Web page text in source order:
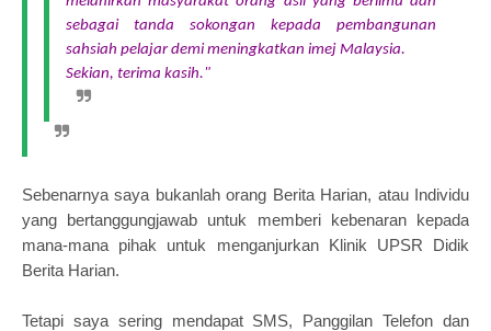
sebagai tanda sokongan kepada pembangunan
sahsiah pelajar demi meningkatkan imej Malaysia.
Sekian, terima kasih."
Sebenarnya saya bukanlah orang Berita Harian, atau Individu
yang bertanggungjawab untuk memberi kebenaran kepada
mana-mana pihak untuk menganjurkan Klinik UPSR Didik
Berita Harian.
Tetapi saya sering mendapat SMS, Panggilan Telefon dan